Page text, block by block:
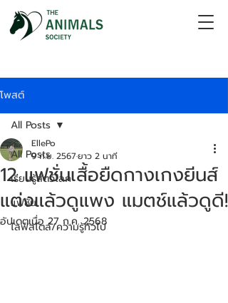
โพสต์
All Posts
เรียนรู้สัตว์โลก
แฟชั่น
ไลฟ์สไตล์/ความรู้ทั่วไป
All Posts
12 แฟชั่นเสื้อยืดกางเกงยีนส์
แต่งแล้วดูแพง แมตช์แล้วดูดี!
EllePo
9 ก.ย. 2567ยาว 2 นาที
อัปเดตเมื่อ27 ก.ค. 2568